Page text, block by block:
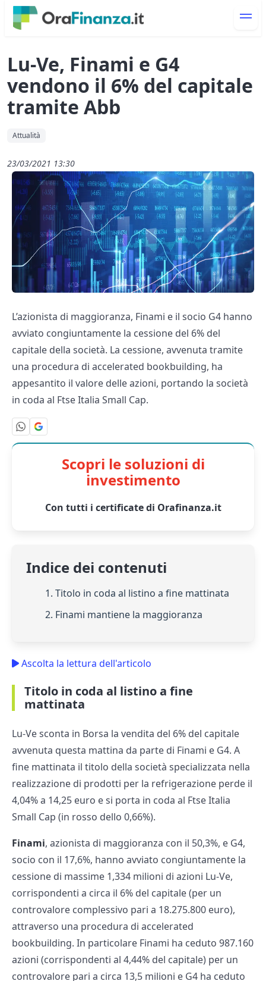
Lu-Ve, Finami e G4
vendono il 6% del capitale
tramite Abb
Attualità
23/03/2021 13:30
L’azionista di maggioranza, Finami e il socio G4 hanno
avviato congiuntamente la cessione del 6% del
capitale della società. La cessione, avvenuta tramite
una procedura di accelerated bookbuilding, ha
appesantito il valore delle azioni, portando la società
in coda al Ftse Italia Small Cap.
Scopri le soluzioni di
investimento
Con tutti i certificate di Orafinanza.it
Indice dei contenuti
1. Titolo in coda al listino a fine mattinata
2. Finami mantiene la maggioranza
Ascolta la lettura dell'articolo
Titolo in coda al listino a fine
mattinata
Lu-Ve sconta in Borsa la vendita del 6% del capitale
avvenuta questa mattina da parte di Finami e G4. A
fine mattinata il titolo della società specializzata nella
realizzazione di prodotti per la refrigerazione perde il
4,04% a 14,25 euro e si porta in coda al Ftse Italia
Small Cap (in rosso dello 0,66%).
Finami, azionista di maggioranza con il 50,3%, e G4,
socio con il 17,6%, hanno avviato congiuntamente la
cessione di massime 1,334 milioni di azioni Lu-Ve,
corrispondenti a circa il 6% del capitale (per un
controvalore complessivo pari a 18.275.800 euro),
attraverso una procedura di accelerated
bookbuilding. In particolare Finami ha ceduto 987.160
azioni (corrispondenti al 4,44% del capitale) per un
controvalore pari a circa 13,5 milioni e G4 ha ceduto